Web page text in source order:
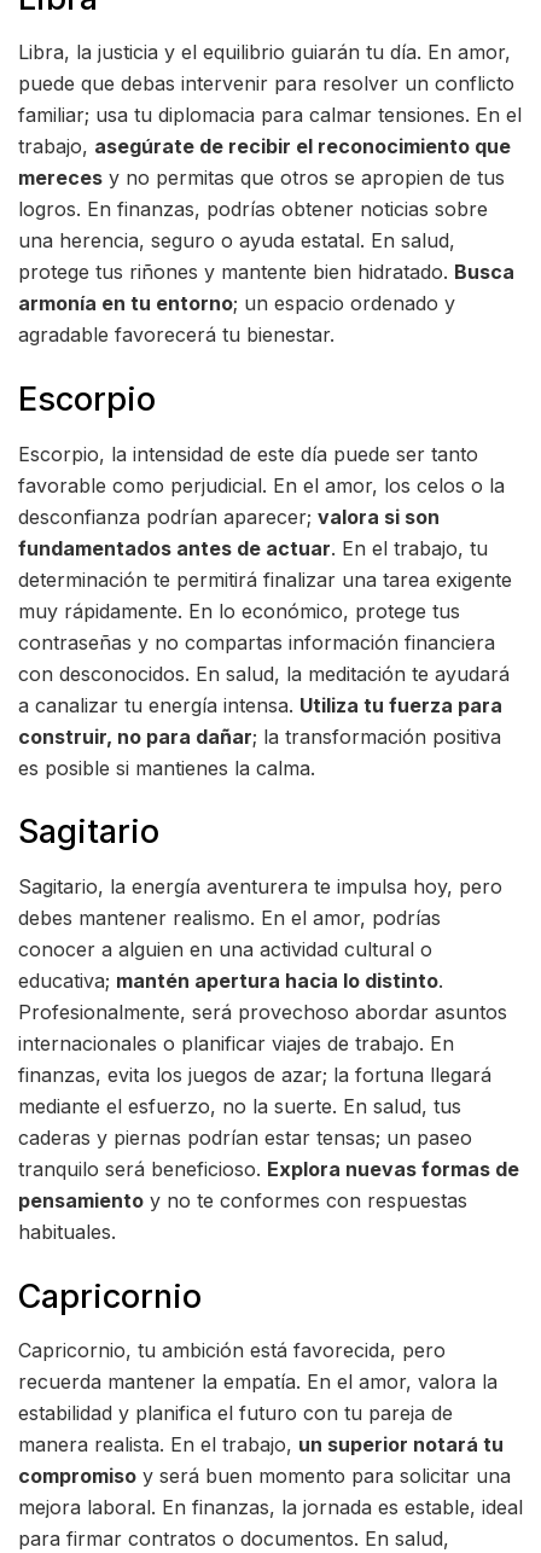
Libra, la justicia y el equilibrio guiarán tu día. En amor,
puede que debas intervenir para resolver un conflicto
familiar; usa tu diplomacia para calmar tensiones. En el
trabajo, asegúrate de recibir el reconocimiento que
mereces y no permitas que otros se apropien de tus
logros. En finanzas, podrías obtener noticias sobre
una herencia, seguro o ayuda estatal. En salud,
protege tus riñones y mantente bien hidratado. Busca
armonía en tu entorno; un espacio ordenado y
agradable favorecerá tu bienestar.
Escorpio
Escorpio, la intensidad de este día puede ser tanto
favorable como perjudicial. En el amor, los celos o la
desconfianza podrían aparecer; valora si son
fundamentados antes de actuar. En el trabajo, tu
determinación te permitirá finalizar una tarea exigente
muy rápidamente. En lo económico, protege tus
contraseñas y no compartas información financiera
con desconocidos. En salud, la meditación te ayudará
a canalizar tu energía intensa. Utiliza tu fuerza para
construir, no para dañar; la transformación positiva
es posible si mantienes la calma.
Sagitario
Sagitario, la energía aventurera te impulsa hoy, pero
debes mantener realismo. En el amor, podrías
conocer a alguien en una actividad cultural o
educativa; mantén apertura hacia lo distinto.
Profesionalmente, será provechoso abordar asuntos
internacionales o planificar viajes de trabajo. En
finanzas, evita los juegos de azar; la fortuna llegará
mediante el esfuerzo, no la suerte. En salud, tus
caderas y piernas podrían estar tensas; un paseo
tranquilo será beneficioso. Explora nuevas formas de
pensamiento y no te conformes con respuestas
habituales.
Capricornio
Capricornio, tu ambición está favorecida, pero
recuerda mantener la empatía. En el amor, valora la
estabilidad y planifica el futuro con tu pareja de
manera realista. En el trabajo, un superior notará tu
compromiso y será buen momento para solicitar una
mejora laboral. En finanzas, la jornada es estable, ideal
para firmar contratos o documentos. En salud,